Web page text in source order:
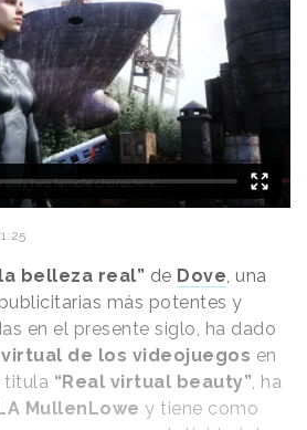
belleza real” de Dove, una
más potentes y
en el presente siglo, ha dado
de los videojuegos en
titula “Real virtual beauty”, ha
MullenLowe y tiene como